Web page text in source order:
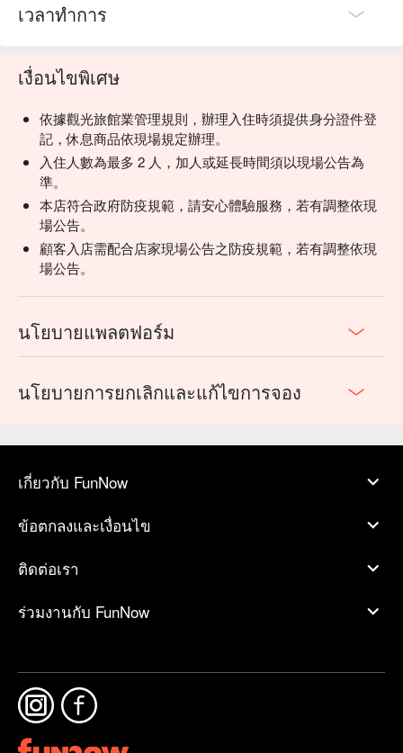
เวลาทำการ
เงื่อนไขพิเศษ
依據觀光旅館業管理規則，辦理入住時須提供身分證件登
記，休息商品依現場規定辦理。
入住人數為最多 2 人，加人或延長時間須以現場公告為
準。
本店符合政府防疫規範，請安心體驗服務，若有調整依現
場公告。
顧客入店需配合店家現場公告之防疫規範，若有調整依現
場公告。
นโยบายแพลตฟอร์ม
นโยบายการยกเลิกและแก้ไขการจอง
เกี่ยวกับ FunNow
ข้อตกลงและเงื่อนไข
ติดต่อเรา
ร่วมงานกับ FunNow